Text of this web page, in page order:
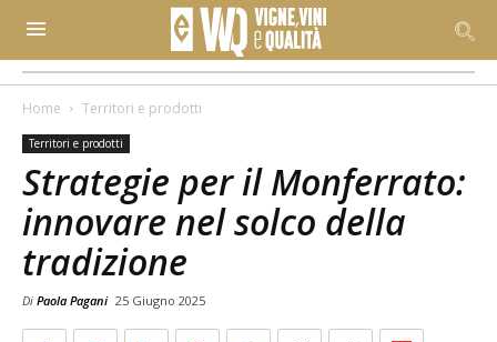
Home Territori e prodotti
Territori e prodotti
Strategie per il Monferrato:
innovare nel solco della
tradizione
Di Paola Pagani 25 Giugno 2025